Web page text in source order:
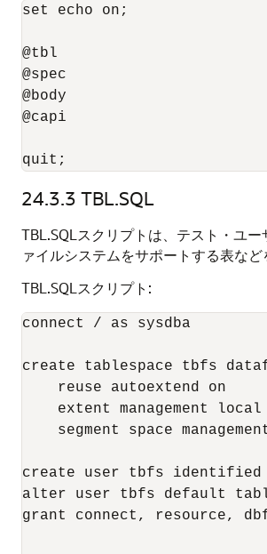
set echo on;
@tbl
@spec
@body
@capi
quit;
24.3.3 TBL.SQL
TBL.SQLスクリプトは、テスト・ユー
ァイルシステムをサポートする表など
TBL.SQLスクリプト:
connect / as sysdba
create tablespace tbfs
    reuse autoextend on
    extent management local
segment space
create user tbfs identified
alter user tbfs default
grant connect, resource,